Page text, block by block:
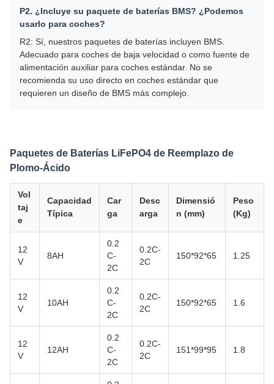
P2. ¿Incluye su paquete de baterías BMS? ¿Podemos
usarlo para coches?
R2: Sí, nuestros paquetes de baterías incluyen BMS.
Adecuado para coches de baja velocidad o como fuente de
alimentación auxiliar para coches estándar. No se
recomienda su uso directo en coches estándar que
requieren un diseño de BMS más complejo.
Paquetes de Baterías LiFePO4 de Reemplazo de
Plomo-Ácido
Vol
taj
e
Capacidad
Típica
Car
ga
Desc
arga
Dimensió
n (mm)
Peso
(Kg)
12
V
8AH
0.2
C-
2C
0.2C-
2C
150*92*65 1.25
12
V
10AH
0.2
C-
2C
0.2C-
2C
150*92*65 1.6
12
V
12AH
0.2
C-
2C
0.2C-
2C
151*99*95 1.8